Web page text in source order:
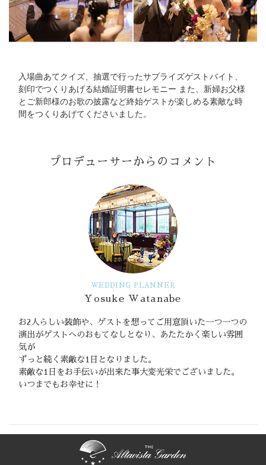
入場曲あてクイズ、抽選で行ったサプライズゲストバイト、
刻印でつくりあげる結婚証明書セレモニー また、新婦お父様
とご新郎様のお歌の披露など終始ゲストが楽しめる素敵な時
間をつくりあげてくださいました。
プロデューサーからのコメント
WEDDING PLANNER
Yosuke Watanabe
お2人らしい装飾や、ゲストを想ってご用意頂いた一つ一つの
演出がゲストへのおもてなしとなり、あたたかく楽しい雰囲
気が
ずっと続く素敵な1日となりました。
素敵な1日をお手伝いが出来た事大変光栄でございました。
いつまでもお幸せに！